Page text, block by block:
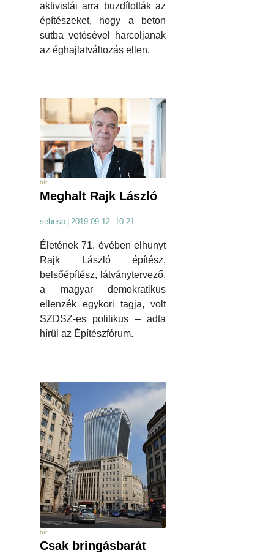
aktivistái arra buzdították az
építészeket, hogy a beton
sutba vetésével harcoljanak
az éghajlatváltozás ellen.
hír
Meghalt Rajk László
sebesp 2019.09.12. 10:21
Életének 71. évében elhunyt
Rajk László építész,
belsőépítész, látványtervező,
a magyar demokratikus
ellenzék egykori tagja, volt
SZDSZ-es politikus – adta
hírül az Építészfórum.
hír
Csak bringásbarát